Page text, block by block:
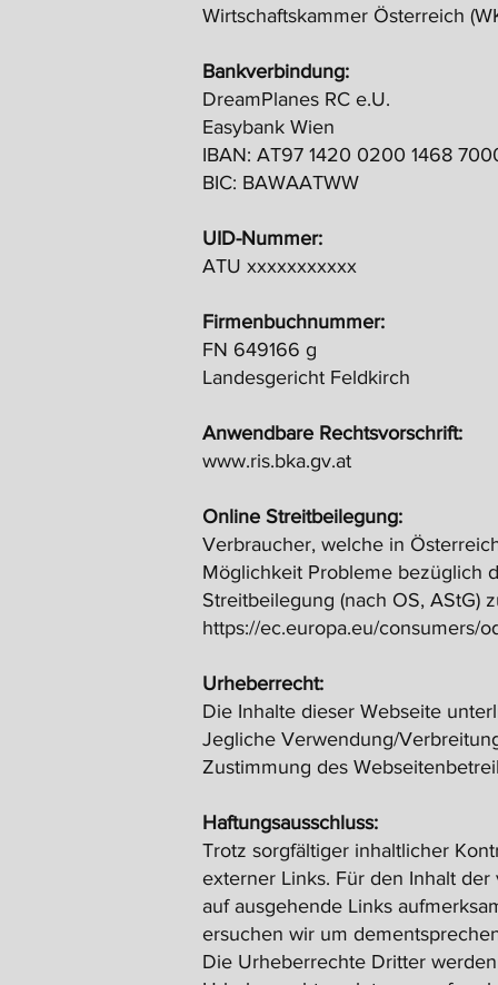
Wirtschaftskammer Österreich
Bankverbindung:
DreamPlanes RC e.U.
Easybank Wien
IBAN: AT97 1420 0200 1468
BIC: BAWAATWW
UID-Nummer:
ATU xxxxxxxxxxx
Firmenbuchnummer:
FN 649166 g
Landesgericht Feldkirch
Anwendbare Rechtsvorschrift:
www.ris.bka.gv.at
Online Streitbeilegung:
Verbraucher, welche in
Möglichkeit Probleme bezüglich
Streitbeilegung (nach OS, AStG)
https://ec.europa.eu/consumers/
Urheberrecht:
Die Inhalte dieser Webseite
Jegliche Verwendung/
Zustimmung des
Haftungsausschluss:
Trotz sorgfältiger inhaltlicher
externer Links. Für den Inhalt
auf ausgehende Links
ersuchen wir um
Die Urheberrechte Dritter